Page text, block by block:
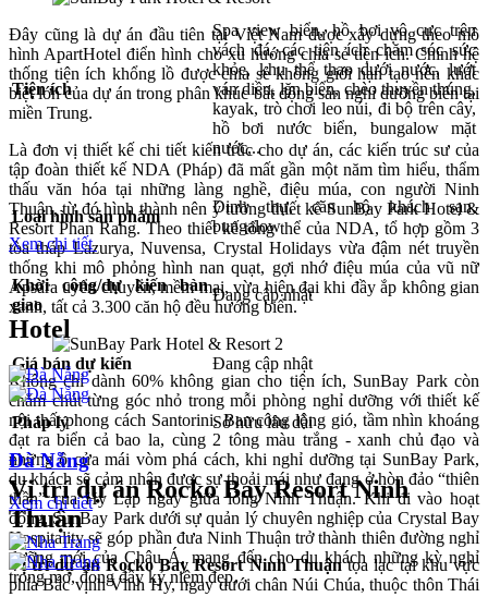
Tiện ích
Spa view biển, hồ bơi vô cực trên
vách đá, các tiện ích chăm sóc sức
khỏe, khu thể thao dưới nước, lướt
ván diều, lặn biển, chèo thuyền thúng,
kayak, trò chơi leo núi, đi bộ trên cây,
hồ bơi nước biển, bungalow mặt
nước,..
Loại hình sản phẩm
Dinh thự, căn hộ khách sạn,
bungalow
Khời công/dự kiến bàn
giao
Đang cập nhật
Giá bán dự kiến Đang cập nhật
Pháp lý Sở hữu lâu dài
Vị trí dự án Rocko Bay Resort Ninh
Thuận
Vị trí dự án Rocko Bay Resort Ninh Thuậntọa lạc tại khu vực
phía Bắc vịnh Vĩnh Hy, ngay dưới chân Núi Chúa, thuộc thôn Thái
Đây cũng là dự án đầu tiên tại Việt Nam được xây dựng theo mô
hình ApartHotel điển hình cho xu hướng chia sẻ tiện ích. Chính hệ
thống tiện ích khổng lồ được chia sẻ không giới hạn tạo nên khác
biệt lớn của dự án trong phân khúc bất động sản nghỉ dưỡng biển tại
miền Trung.
Là đơn vị thiết kế chi tiết kiến trúc cho dự án, các kiến trúc sư của
tập đoàn thiết kế NDA (Pháp) đã mất gần một năm tìm hiểu, thẩm
thấu văn hóa tại những làng nghề, điệu múa, con người Ninh
Thuận, từ đó hình thành nên ý tưởng thiết kế SunBay Park Hotel &
Resort Phan Rang. Theo thiết kế tổng thể của NDA, tổ hợp gồm 3
tòa tháp Lazurya, Nuvensa, Crystal Holidays vừa đậm nét truyền
thống khi mô phỏng hình nan quạt, gợi nhớ điệu múa của vũ nữ
Apsara uyển chuyển, mềm mại, vừa hiện đại khi đầy ắp không gian
xanh, tất cả 3.300 căn hộ đều hướng biển.
Không chỉ dành 60% không gian cho tiện ích, SunBay Park còn
chăm chút từng góc nhỏ trong mỗi phòng nghỉ dưỡng với thiết kế
nội thất phong cách Santorini. Ban công lộng gió, tầm nhìn khoáng
đạt ra biển cả bao la, cùng 2 tông màu trắng - xanh chủ đạo và
những ô cửa mái vòm phá cách, khi nghỉ dưỡng tại SunBay Park,
du khách sẽ cảm nhận được sự thoải mái như đang ở hòn đảo “thiên
thần” của Hy Lạp ngay giữa lòng Ninh Thuận. Khi đi vào hoạt
động, SunBay Park dưới sự quản lý chuyên nghiệp của Crystal Bay
Hospitality sẽ góp phần đưa Ninh Thuận trở thành thiên đường nghỉ
dưỡng mới của Châu Á, mang đến cho du khách những kỳ nghỉ
trong mơ, đong đầy kỷ niệm đẹp.
Xem chi tiết
Hotel
Đà Nẵng
Xem chi tiết